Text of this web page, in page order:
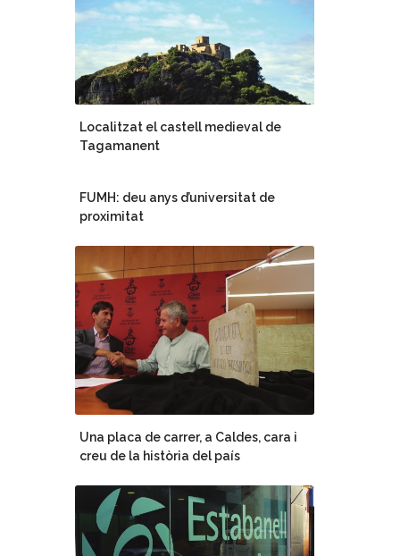
Localitzat el castell medieval de
Tagamanent
FUMH: deu anys d’universitat de
proximitat
Una placa de carrer, a Caldes, cara i
creu de la història del país